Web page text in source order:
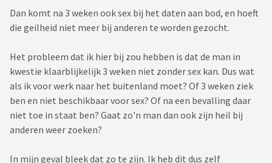
Dan komt na 3 weken ook sex bij het daten aan bod, en hoeft
die geilheid niet meer bij anderen te worden gezocht.
Het probleem dat ik hier bij zou hebben is dat de man in
kwestie klaarblijkelijk 3 weken niet zonder sex kan. Dus wat
als ik voor werk naar het buitenland moet? Of 3 weken ziek
ben en niet beschikbaar voor sex? Of na een bevalling daar
niet toe in staat ben? Gaat zo'n man dan ook zijn heil bij
anderen weer zoeken?
In mijn geval bleek dat zo te zijn. Ik heb dit dus zelf